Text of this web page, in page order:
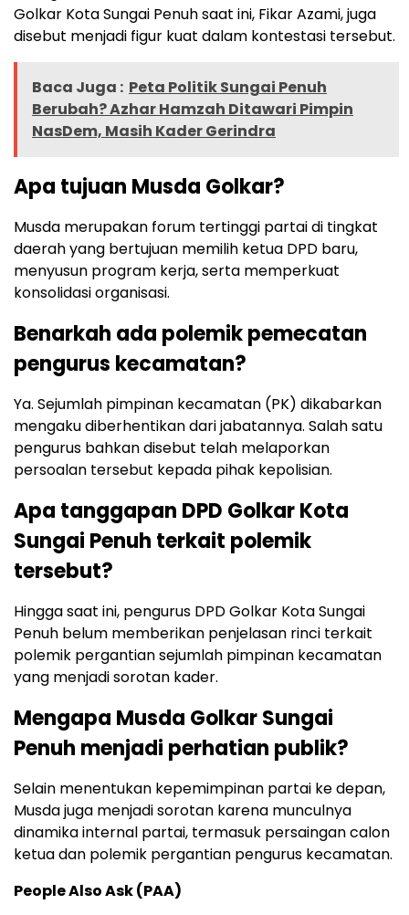
Golkar Kota Sungai Penuh saat ini, Fikar Azami, juga
disebut menjadi figur kuat dalam kontestasi tersebut.
Baca Juga : Peta Politik Sungai Penuh
Berubah? Azhar Hamzah Ditawari Pimpin
NasDem, Masih Kader Gerindra
Apa tujuan Musda Golkar?
Musda merupakan forum tertinggi partai di tingkat
daerah yang bertujuan memilih ketua DPD baru,
menyusun program kerja, serta memperkuat
konsolidasi organisasi.
Benarkah ada polemik pemecatan
pengurus kecamatan?
Ya. Sejumlah pimpinan kecamatan (PK) dikabarkan
mengaku diberhentikan dari jabatannya. Salah satu
pengurus bahkan disebut telah melaporkan
persoalan tersebut kepada pihak kepolisian.
Apa tanggapan DPD Golkar Kota
Sungai Penuh terkait polemik
tersebut?
Hingga saat ini, pengurus DPD Golkar Kota Sungai
Penuh belum memberikan penjelasan rinci terkait
polemik pergantian sejumlah pimpinan kecamatan
yang menjadi sorotan kader.
Mengapa Musda Golkar Sungai
Penuh menjadi perhatian publik?
Selain menentukan kepemimpinan partai ke depan,
Musda juga menjadi sorotan karena munculnya
dinamika internal partai, termasuk persaingan calon
ketua dan polemik pergantian pengurus kecamatan.
People Also Ask (PAA)